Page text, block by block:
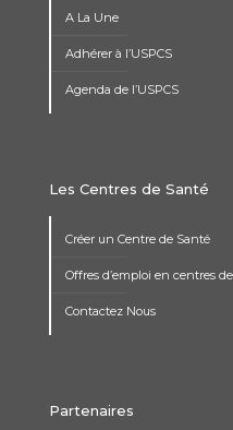
A La Une
Adhérer à l’USPCS
Agenda de l’USPCS
Les Centres de Santé
Créer un Centre de Santé
Offres d’emploi en centres
Contactez Nous
Partenaires